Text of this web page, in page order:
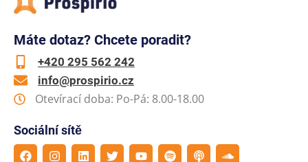
Máte dotaz? Chcete poradit?
+420 295 562 242
info@prospirio.cz
Otevírací doba: Po-Pá: 8.00-18.00
Sociální sítě